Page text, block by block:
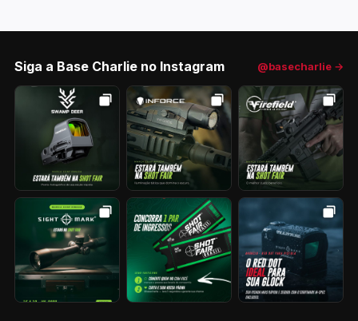
Siga a Base Charlie no Instagram @basecharlie →